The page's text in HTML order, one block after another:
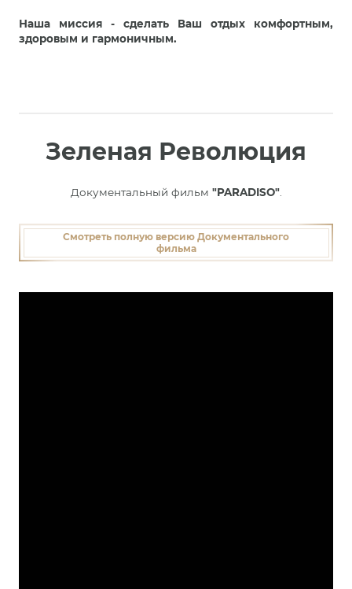
Наша миссия - сделать Ваш отдых комфортным,
здоровым и гармоничным.
Зеленая Революция
Документальный фильм "PARADISO".
Смотреть полную версию Документального
фильма